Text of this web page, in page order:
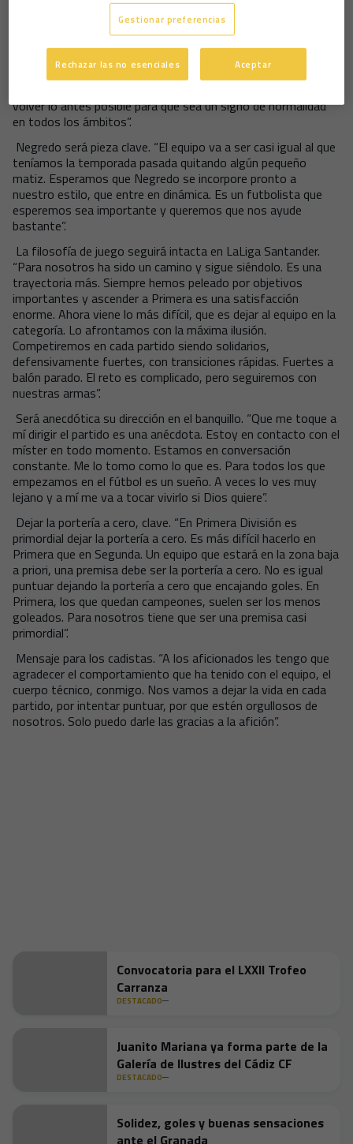
El calor de Carranza se nota. “Jugar en Carranza siempre ha
sido muy importante. Una baza muy importante para
nosotros. Solemos perder un partido en Carranza y sin público
solo ganamos uno. Hay que intentar hacer un fortín de
Carranza, pero al no ver público se iguala porque no existe el
volver lo antes posible para que sea un signo de normalidad
en todos los ámbitos”.
Negredo será pieza clave. “El equipo va a ser casi igual al que
teníamos la temporada pasada quitando algún pequeño
matiz. Esperamos que Negredo se incorpore pronto a
nuestro estilo, que entre en dinámica. Es un futbolista que
esperemos sea importante y queremos que nos ayude
bastante”.
La filosofía de juego seguirá intacta en LaLiga Santander.
“Para nosotros ha sido un camino y sigue siéndolo. Es una
trayectoria más. Siempre hemos peleado por objetivos
importantes y ascender a Primera es una satisfacción
enorme. Ahora viene lo más difícil, que es dejar al equipo en la
categoría. Lo afrontamos con la máxima ilusión.
Competiremos en cada partido siendo solidarios,
defensivamente fuertes, con transiciones rápidas. Fuertes a
balón parado. El reto es complicado, pero seguiremos con
nuestras armas”.
Será anecdótica su dirección en el banquillo. “Que me toque a
mí dirigir el partido es una anécdota. Estoy en contacto con el
míster en todo momento. Estamos en conversación
constante. Me lo tomo como lo que es. Para todos los que
empezamos en el fútbol es un sueño. A veces lo ves muy
lejano y a mí me va a tocar vivirlo si Dios quiere”.
Dejar la portería a cero, clave. “En Primera División es
primordial dejar la portería a cero. Es más difícil hacerlo en
Primera que en Segunda. Un equipo que estará en la zona baja
a priori, una premisa debe ser la portería a cero. No es igual
puntuar dejando la portería a cero que encajando goles. En
Primera, los que quedan campeones, suelen ser los menos
goleados. Para nosotros tiene que ser una premisa casi
primordial”.
Mensaje para los cadistas. “A los aficionados les tengo que
agradecer el comportamiento que ha tenido con el equipo, el
cuerpo técnico, conmigo. Nos vamos a dejar la vida en cada
partido, por intentar puntuar, por que estén orgullosos de
nosotros. Solo puedo darle las gracias a la afición”.
Convocatoria para el LXXII Trofeo
Carranza
DESTACADO
Juanito Mariana ya forma parte de la
Galería de Ilustres del Cádiz CF
DESTACADO
Solidez, goles y buenas sensaciones
ante el Granada
Gestionar preferencias
Rechazar las no esenciales Aceptar